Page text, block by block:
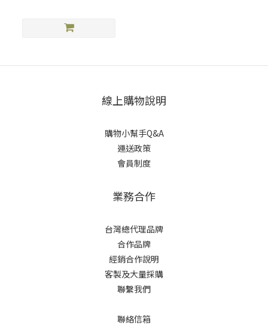
線上購物說明
購物小幫手Q&A
運送政策
會員制度
業務合作
台灣總代理品牌
合作品牌
經銷合作說明
客製及大量採購
聯繫我們
聯絡信箱